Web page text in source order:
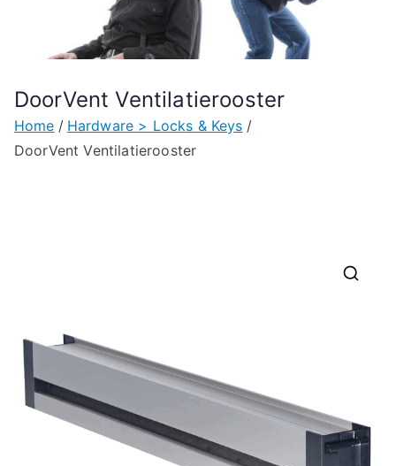
DoorVent Ventilatierooster
Home
Hardware > Locks & Keys
DoorVent Ventilatierooster